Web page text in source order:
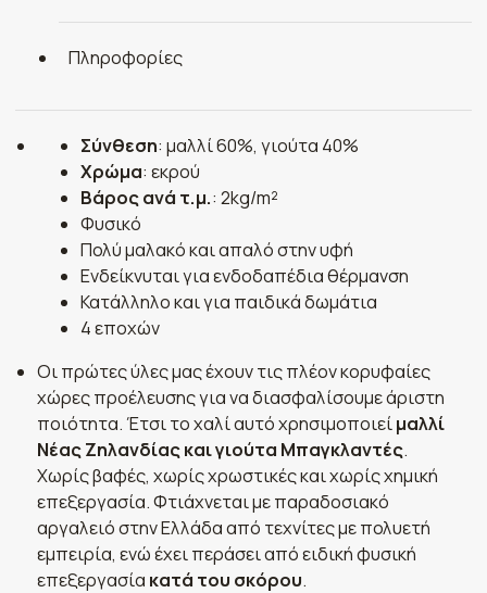
Πληροφορίες
Σύνθεση: μαλλί 60%, γιούτα 40%
Χρώμα: εκρού
Βάρος ανά τ.μ.: 2kg/m²
Φυσικό
Πολύ μαλακό και απαλό στην υφή
Ενδείκνυται για ενδοδαπέδια θέρμανση
Κατάλληλο και για παιδικά δωμάτια
4 εποχών
Οι πρώτες ύλες μας έχουν τις πλέον κορυφαίες
χώρες προέλευσης για να διασφαλίσουμε άριστη
ποιότητα. Έτσι το χαλί αυτό χρησιμοποιείμαλλί
Νέας Ζηλανδίας και γιούτα Μπαγκλαντές.
Χωρίς βαφές, χωρίς χρωστικές και χωρίς χημική
επεξεργασία. Φτιάχνεται με παραδοσιακό
αργαλειό στην Ελλάδα από τεχνίτες με πολυετή
εμπειρία, ενώ έχει περάσει από ειδική φυσική
επεξεργασία κατά του σκόρου.